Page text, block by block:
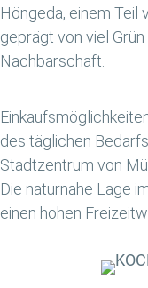
Höngeda, einem Teil
geprägt von viel
Nachbarschaft.
des täglichen
Stadtzentrum von
Die naturnahe Lage
einen hohen